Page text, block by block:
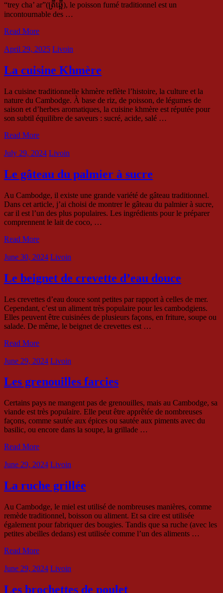
“trey cha’ ar”(ត្រីឆ្អើ), le poisson fumé traditionnel est un
incontournable des …
Read More
April 29, 2025 Livoin
La cuisine Khmère
La cuisine traditionnelle khmère reflète l’histoire, la culture et la
nature du Cambodge. À base de riz, de poisson, de légumes de
saison et d’herbes aromatiques, la cuisine khmère est réputée pour
son subtil équilibre de saveurs : sucré, acide, salé …
Read More
July 29, 2024 Livoin
Le gâteau du palmier à sucre
Au Cambodge, il existe une grande variété de gâteau traditionnel.
Dans cet article, j’ai choisi de montrer le gâteau du palmier à sucre,
car il est l’un des plus populaires. Les ingrédients pour le préparer
comprennent le lait de coco, …
Read More
June 30, 2024 Livoin
Le beignet de crevette d’eau douce
Les crevettes d’eau douce sont petites par rapport à celles de mer.
Cependant, c’est un aliment très populaire pour les cambodgiens.
Elles peuvent être cuisinées de plusieurs façons, en friture, soupe ou
salade. De même, le beignet de crevettes est …
Read More
June 29, 2024 Livoin
Les grenouilles farcies
Certains pays ne mangent pas de grenouilles, mais au Cambodge, sa
viande est très populaire. Elle peut être apprêtée de nombreuses
façons, comme sautée aux épices ou sautée aux piments avec du
basilic, ou encore dans la soupe, la grillade …
Read More
June 29, 2024 Livoin
La ruche grillée
Au Cambodge, le miel est utilisé de nombreuses manières, comme
remède traditionnel, boisson ou aliment. Et sa cire est utilisée
également pour fabriquer des bougies. Tandis que sa ruche (avec les
petites abeilles dedans) est utilisée comme l’un des aliments …
Read More
June 29, 2024 Livoin
Les brochettes de poulet